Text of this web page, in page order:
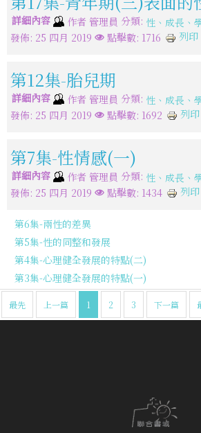
詳細內容 作者 管理員 分類: 性、成長、
發佈: 25 四月 2019
點擊數: 1716 列印
第12集-胎兒期
詳細內容 作者 管理員 分類: 性、成長、
發佈: 25 四月 2019
點擊數: 1692 列印
第7集-性情感(一)
詳細內容 作者 管理員 分類: 性、成長、
發佈: 25 四月 2019
點擊數: 1434 列印
第6集-兩性的差異
第5集-性的同整和發展
第4集-心理健全發展的特點(二)
第3集-心理健全發展的特點(一)
最先 上一篇 1 2 3 下一篇